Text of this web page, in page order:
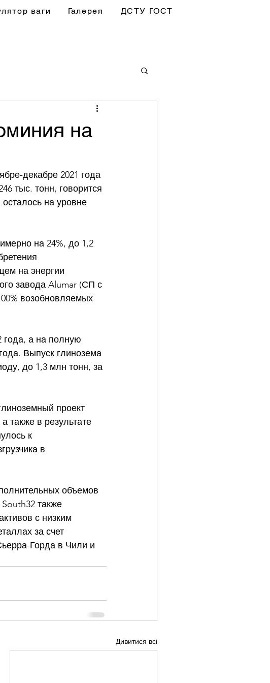
ваги Галерея ДСТУ ГОСТ
на
декабре 2021 года
тыс. тонн, говорится
на уровне
на 24%, до 1,2
на энергии
завода Alumar (СП с
возобновляемых
года, а на полную
Выпуск глинозема
до 1,3 млн тонн, за
проект
также в результате
к
в
объемов
также
с низким
за счет
Горда в Чили и
Дивитися всі